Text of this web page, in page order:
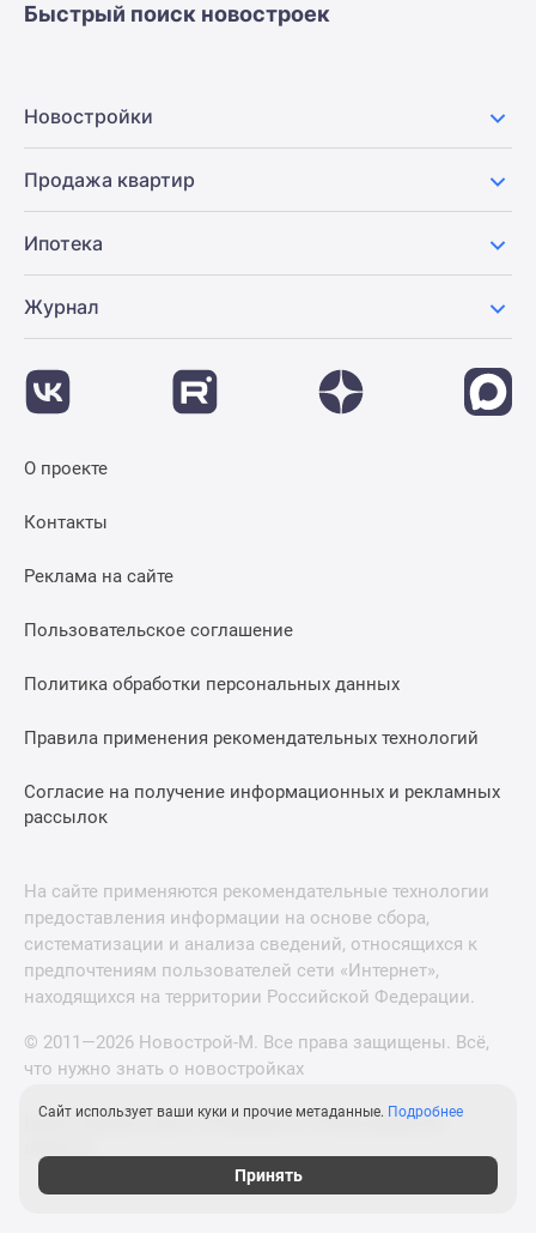
Быстрый поиск новостроек
Новостройки
Продажа квартир
Ипотека
Журнал
О проекте
Контакты
Реклама на сайте
Пользовательское соглашение
Политика обработки персональных данных
Правила применения рекомендательных технологий
Согласие на получение информационных и рекламных
рассылок
На сайте применяются рекомендательные технологии
предоставления информации на основе сбора,
систематизации и анализа сведений, относящихся к
предпочтениям пользователей сети «Интернет»,
находящихся на территории Российской Федерации.
© 2011—2026 Новострой-М. Все права защищены. Всё,
что нужно знать о новостройках
Новостройки Санкт-Петербурга и Ленинградской
Сайт использует ваши куки и прочие метаданные. Подробнее
Принять